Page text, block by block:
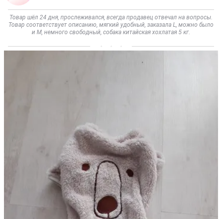
Товар шёл 24 дня, прослеживался, всегда продавец отвечал на вопросы.
Товар соответствует описанию, мягкий удобный, заказала L, можно было
и M, немного свободный, собака китайская хохлатая 5 кг.